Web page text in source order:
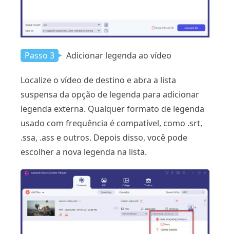
Passo 3 Adicionar legenda ao vídeo
Localize o vídeo de destino e abra a lista
suspensa da opção de legenda para adicionar
legenda externa. Qualquer formato de legenda
usado com frequência é compatível, como .srt,
.ssa, .ass e outros. Depois disso, você pode
escolher a nova legenda na lista.